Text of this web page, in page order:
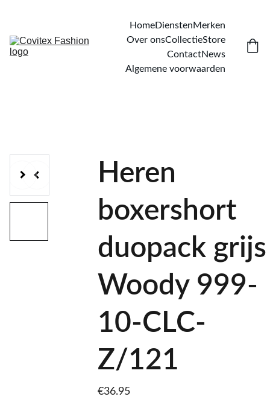
HomeDienstenMerken
Over onsCollectieStore
ContactNews
Algemene voorwaarden
Heren
boxershort
duopack grijs
Woody 999-
10-CLC-
Z/121
€36.95